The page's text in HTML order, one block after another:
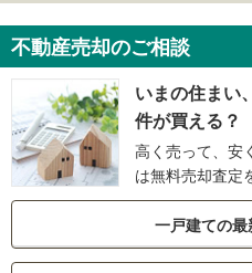
不動産売却のご相談
いまの住まい
件が買える？
高く売って、安
は無料売却査定
一戸建ての